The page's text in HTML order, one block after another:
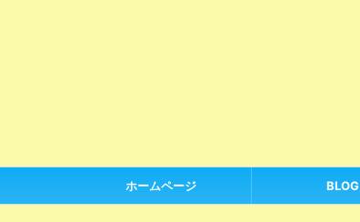
ホームページ BLOG